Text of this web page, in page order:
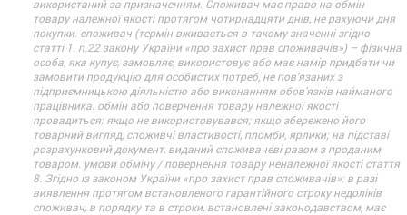
використаний за призначенням. Споживач має право на обмін
товару належної якості протягом чотирнадцяти днів, не рахуючи дня
покупки. споживач (термін вживається в такому значенні згідно
статті 1. п.22 закону України «про захист прав споживачів») – фізична
особа, яка купує, замовляє, використовує або має намір придбати чи
замовити продукцію для особистих потреб, не пов’язаних з
підприємницькою діяльністю або виконанням обов’язків найманого
працівника. обмін або повернення товару належної якості
провадиться: якщо не використовувався; якщо збережено його
товарний вигляд, споживчі властивості, пломби, ярлики; на підставі
розрахунковий документ, виданий споживачеві разом з проданим
товаром. умови обміну / повернення товару неналежної якості стаття
8. Згідно із законом України «про захист прав споживачів»: в разі
виявлення протягом встановленого гарантійного строку недоліків
споживач, в порядку та в строки, встановлені законодавством, має